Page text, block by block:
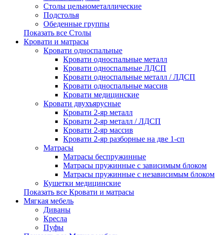
Столы цельнометаллические
Подстолья
Обеденные группы
Показать все Столы
Кровати и матрасы
Кровати односпальные
Кровати односпальные металл
Кровати односпальные ЛДСП
Кровати односпальные металл / ЛДСП
Кровати односпальные массив
Кровати медицинские
Кровати двухъярусные
Кровати 2-яр металл
Кровати 2-яр металл / ЛДСП
Кровати 2-яр массив
Кровати 2-яр разборные на две 1-сп
Матрасы
Матрасы беспружинные
Матрасы пружинные с зависимым блоком
Матрасы пружинные с независимым блоком
Кушетки медицинские
Показать все Кровати и матрасы
Мягкая мебель
Диваны
Кресла
Пуфы